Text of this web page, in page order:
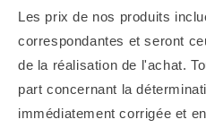
Les prix de nos produits
correspondantes et seront
de la réalisation de l'achat.
part concernant la
immédiatement corrigée et